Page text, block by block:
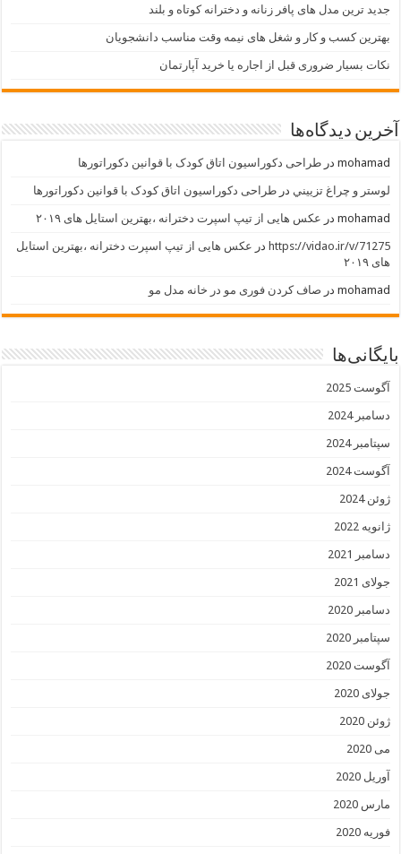
جدید ترین مدل های پافر زنانه و دخترانه کوتاه و بلند
بهترین کسب و کار و شغل های نیمه وقت مناسب دانشجویان
نکات بسیار ضروری قبل از اجاره یا خرید آپارتمان
آخرین دیدگاه‌ها
mohamad درطراحی دکوراسیون اتاق کودک با قوانین دکوراتورها
لوستر و چراغ تزييني درطراحی دکوراسیون اتاق کودک با قوانین دکوراتورها
mohamad در عکس هایی از تیپ اسپرت دخترانه ،بهترین استایل های ۲۰۱۹
https://vidao.ir/v/71275 در عکس هایی از تیپ اسپرت دخترانه ،بهترین استایل
های ۲۰۱۹
mohamad در صاف کردن فوری مو در خانه مدل مو
بایگانی‌ها
آگوست 2025
دسامبر 2024
سپتامبر 2024
آگوست 2024
ژوئن 2024
ژانویه 2022
دسامبر 2021
جولای 2021
دسامبر 2020
سپتامبر 2020
آگوست 2020
جولای 2020
ژوئن 2020
می 2020
آوریل 2020
مارس 2020
فوریه 2020